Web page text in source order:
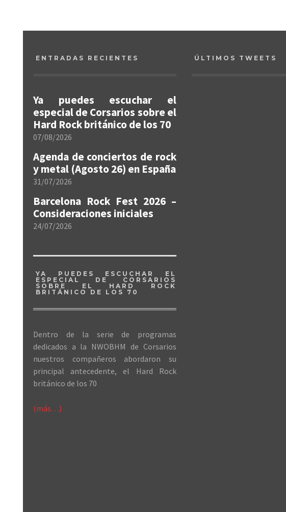
ENTRADAS RECIENTES
Ya puedes escuchar el
especial de Corsarios sobre el
Hard Rock británico de los 70
07/08/2026
Agenda de conciertos de rock
y metal (Agosto 26) en España
31/07/2026
Barcelona Rock Fest 2026 –
Consideraciones iniciales
24/07/2026
YA PUEDES ESCUCHAR EL
ESPECIAL DE CORSARIOS
SOBRE EL HARD ROCK
BRITÁNICO DE LOS 70
Dentro de la serie de programas
dedicados a la NWOBHM de Corsarios
nuestros compañeros abordaron su
principal antecedente, el Hard Rock
británico de los 70
(más…)
ÚLTIMOS TWEETS